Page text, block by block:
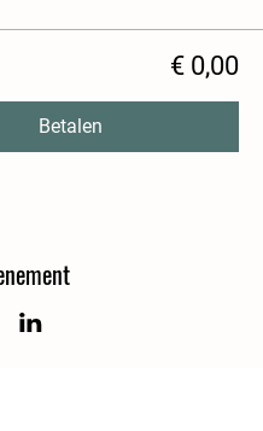
€ 0,00
Betalen